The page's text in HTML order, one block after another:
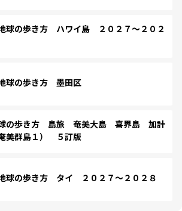
球の歩き方 ハワイ島 ２０２７～２０２
球の歩き方 墨田区
の歩き方 島旅 奄美大島 喜界島 加計
美群島１） ５訂版
球の歩き方 タイ ２０２７～２０２８